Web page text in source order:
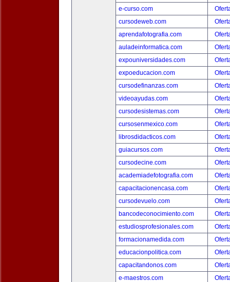
e-curso.com
cursodeweb.com
aprendafotografia.com
auladeinformatica.com
expouniversidades.com
expoeducacion.com
cursodefinanzas.com
videoayudas.com
cursodesistemas.com
cursosenmexico.com
librosdidacticos.com
guiacursos.com
cursodecine.com
academiadefotografia.com
capacitacionencasa.com
cursodevuelo.com
bancodeconocimiento.com
estudiosprofesionales.com
formacionamedida.com
educacionpolitica.com
capacitandonos.com
e-maestros.com